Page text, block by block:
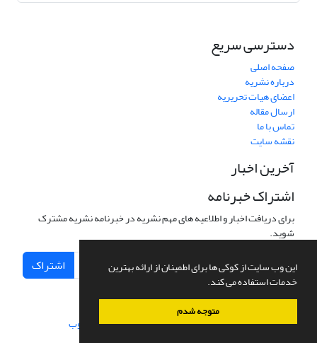
این وب سایت از کوکی ها برای اطمینان از ارائه بهترین
خدمات استفاده می کند.
متوجه شدم
دسترسی سریع
صفحه اصلی
درباره نشریه
اعضای هیات تحریریه
ارسال مقاله
تماس با ما
نقشه سایت
آخرین اخبار
اشتراک خبرنامه
برای دریافت اخبار و اطلاعیه های مهم نشریه در خبرنامه نشریه مشترک
شوید.
اشتراک
سامانه مدیریت نشریات علمی.طراحی و پیاده سازی از سیناوب